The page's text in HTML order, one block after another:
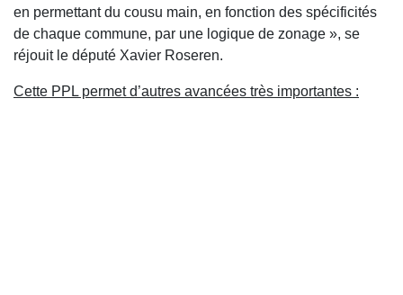
en permettant du cousu main, en fonction des spécificités
de chaque commune, par une logique de zonage », se
réjouit le député Xavier Roseren.
Cette PPL permet d’autres avancées très importantes :